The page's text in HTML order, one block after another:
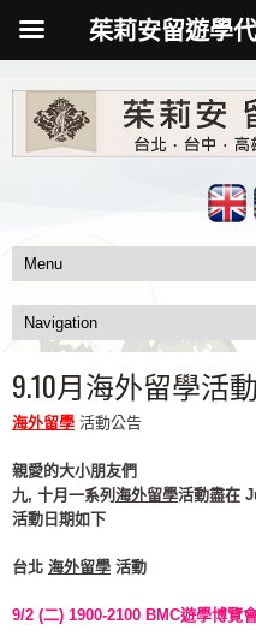
9.10月海外留學活動
海外留學 活動公告
親愛的大小朋友們
九, 十月一系列 海外留學活動盡在
活動日期如下
台北 海外留學 活動
9/2 (二) 1900-2100 BMC遊學博覽
茱莉安留遊學